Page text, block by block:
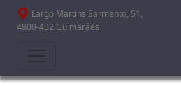
Passar para o conteúdo principal
Largo Martins Sarmento, 51,
4800-432 Guimarães